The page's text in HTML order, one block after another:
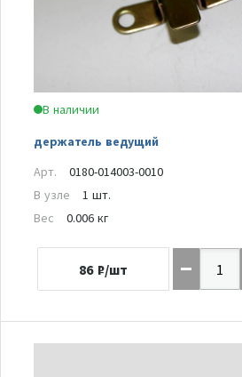
В наличии
держатель ведущий
Арт.
0180-014003-0010
В узле
1 шт.
Вес
0.006 кг
86 ₽/шт